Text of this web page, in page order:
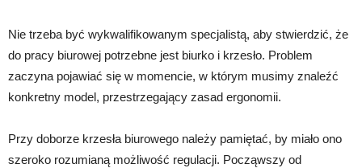
Nie trzeba być wykwalifikowanym specjalistą, aby stwierdzić, że
do pracy biurowej potrzebne jest biurko i krzesło. Problem
zaczyna pojawiać się w momencie, w którym musimy znaleźć
konkretny model, przestrzegający zasad ergonomii.
Przy doborze krzesła biurowego należy pamiętać, by miało ono
szeroko rozumianą możliwość regulacji. Począwszy od